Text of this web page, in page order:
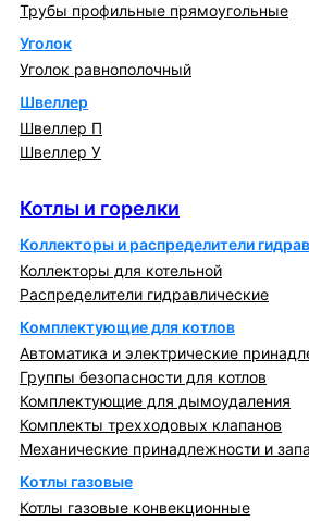
Трубы профильные прямоугольные
Уголок
Уголок равнополочный
Швеллер
Швеллер П
Швеллер У
Котлы и горелки
Коллекторы и распределители
Коллекторы для котельной
Распределители гидравлические
Комплектующие для котлов
Автоматика и электрические
Группы безопасности для котлов
Комплектующие для дымоудаления
Комплекты трехходовых клапанов
Механические принадлежности и
Котлы газовые
Котлы газовые конвекционные